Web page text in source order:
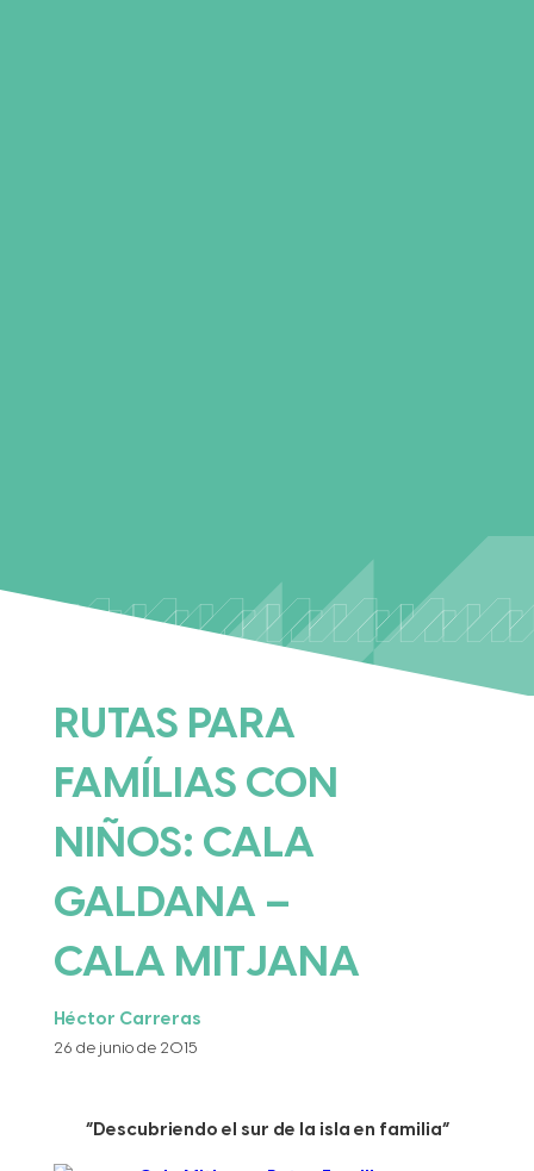
RUTAS PARA
FAMÍLIAS CON
NIÑOS: CALA
GALDANA –
CALA MITJANA
Héctor Carreras
26 de junio de 2015
“Descubriendo el sur de la isla en familia”